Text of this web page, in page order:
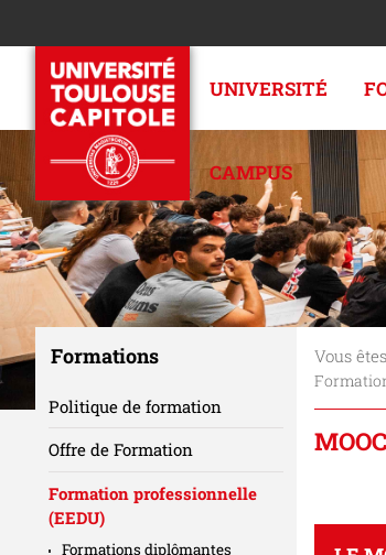
UNIVERSITÉ
CAMPUS
Vous
Formations
Politique de formation
Offre de Formation
Formation professionnelle
(EEDU)
Formations diplômantes